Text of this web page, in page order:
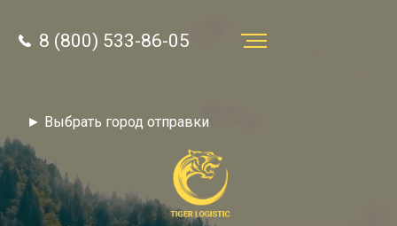
► Выбрать город отправки
8 (800) 533-86-05